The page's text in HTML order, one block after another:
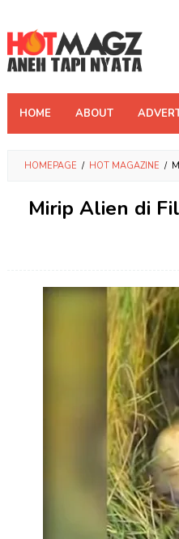
content
HOME ABOUT
HOMEPAGE / HOT MAGAZINE /
Mirip Alien di